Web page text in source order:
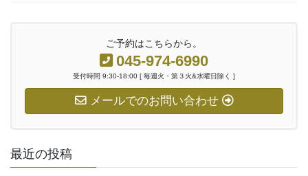
ご予約はこちらから。
045-974-6990
受付時間 9:30-18:00 [ 毎週火・第３火&水曜日除く ]
メールでのお問い合わせ
最近の投稿